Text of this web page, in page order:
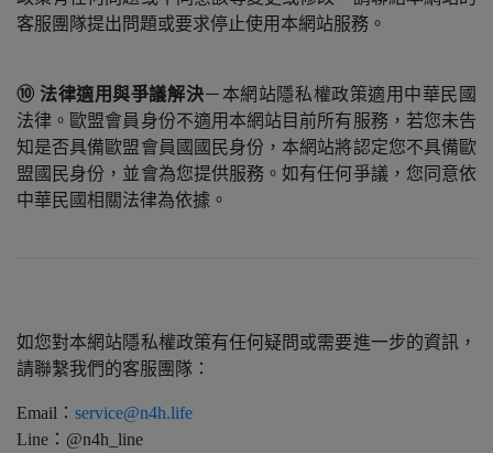
客服團隊提出問題或要求停止使用本網站服務。
⑩ 法律適用與爭議解決－本網站隱私權政策適用中華民國
法律。歐盟會員身份不適用本網站目前所有服務，若您未告
知是否具備歐盟會員國國民身份，本網站將認定您不具備歐
盟國民身份，並會為您提供服務。如有任何爭議，您同意依
中華民國相關法律為依據。
如您對本網站隱私權政策有任何疑問或需要進一步的資訊，
請聯繫我們的客服團隊：
Email： service@n4h.life
Line：@n4h_line